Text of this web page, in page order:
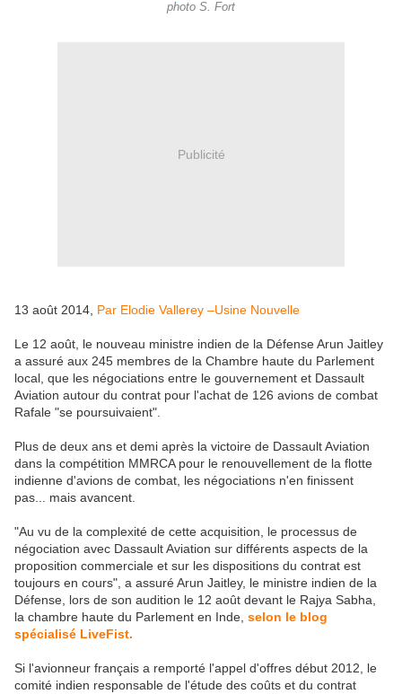
photo S. Fort
Publicité
13 août 2014, Par Elodie Vallerey –Usine Nouvelle
Le 12 août, le nouveau ministre indien de la Défense Arun Jaitley
a assuré aux 245 membres de la Chambre haute du Parlement
local, que les négociations entre le gouvernement et Dassault
Aviation autour du contrat pour l'achat de 126 avions de combat
Rafale "se poursuivaient".
Plus de deux ans et demi après la victoire de Dassault Aviation
dans la compétition MMRCA pour le renouvellement de la flotte
indienne d'avions de combat, les négociations n'en finissent
pas... mais avancent.
"Au vu de la complexité de cette acquisition, le processus de
négociation avec Dassault Aviation sur différents aspects de la
proposition commerciale et sur les dispositions du contrat est
toujours en cours", a assuré Arun Jaitley, le ministre indien de la
Défense, lors de son audition le 12 août devant le Rajya Sabha,
la chambre haute du Parlement en Inde, selon le blog
spécialisé LiveFist.
Si l'avionneur français a remporté l'appel d'offres début 2012, le
comité indien responsable de l'étude des coûts et du contrat